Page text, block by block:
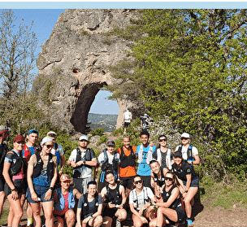
Exporter les lignes sélectionnées
Exporter toutes les colonnes
Exporter uniquement les colonnes
Menu
<
>
L'équipe
Nos partenaires
Actualités
Calendrier